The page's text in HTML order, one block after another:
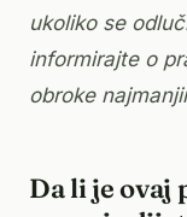
ukoliko se
informirajte o
obroke
Da li je